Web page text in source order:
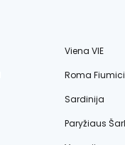
Viena VIE
Roma
Sardinija
Paryžiaus